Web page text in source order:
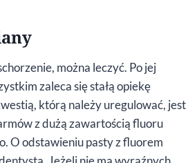
można leczyć. Po jej
zaleca się stałą opiekę
którą należy uregulować, jest
z dużą zawartością fluoru
O odstawieniu pasty z fluorem